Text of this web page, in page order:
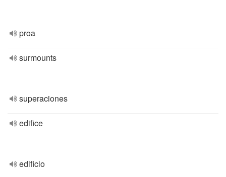
proa
surmounts
superaciones
edifice
edificio